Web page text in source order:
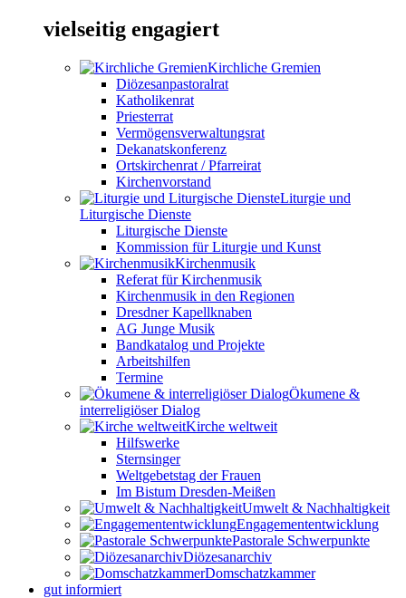
vielseitig engagiert
Kirchliche Gremien
Diözesanpastoralrat
Katholikenrat
Priesterrat
Vermögensverwaltungsrat
Dekanatskonferenz
Ortskirchenrat / Pfarreirat
Kirchenvorstand
Liturgie und
Liturgische Dienste
Liturgische Dienste
Kommission für Liturgie und Kunst
Kirchenmusik
Referat für Kirchenmusik
Kirchenmusik in den Regionen
Dresdner Kapellknaben
AG Junge Musik
Bandkatalog und Projekte
Arbeitshilfen
Termine
Ökumene &
interreligiöser Dialog
Kirche weltweit
Hilfswerke
Sternsinger
Weltgebetstag der Frauen
Im Bistum Dresden-Meißen
Umwelt & Nachhaltigkeit
Engagemententwicklung
Pastorale Schwerpunkte
Diözesanarchiv
Domschatzkammer
gut informiert